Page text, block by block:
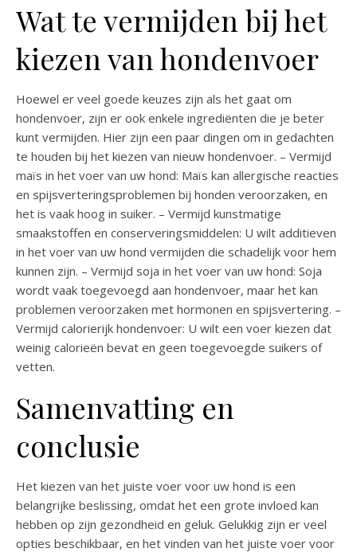
Wat te vermijden bij het
kiezen van hondenvoer
Hoewel er veel goede keuzes zijn als het gaat om
hondenvoer, zijn er ook enkele ingrediënten die je beter
kunt vermijden. Hier zijn een paar dingen om in gedachten
te houden bij het kiezen van nieuw hondenvoer. – Vermijd
maïs in het voer van uw hond: Maïs kan allergische reacties
en spijsverteringsproblemen bij honden veroorzaken, en
het is vaak hoog in suiker. – Vermijd kunstmatige
smaakstoffen en conserveringsmiddelen: U wilt additieven
in het voer van uw hond vermijden die schadelijk voor hem
kunnen zijn. – Vermijd soja in het voer van uw hond: Soja
wordt vaak toegevoegd aan hondenvoer, maar het kan
problemen veroorzaken met hormonen en spijsvertering. –
Vermijd calorierijk hondenvoer: U wilt een voer kiezen dat
weinig calorieën bevat en geen toegevoegde suikers of
vetten.
Samenvatting en
conclusie
Het kiezen van het juiste voer voor uw hond is een
belangrijke beslissing, omdat het een grote invloed kan
hebben op zijn gezondheid en geluk. Gelukkig zijn er veel
opties beschikbaar, en het vinden van het juiste voer voor